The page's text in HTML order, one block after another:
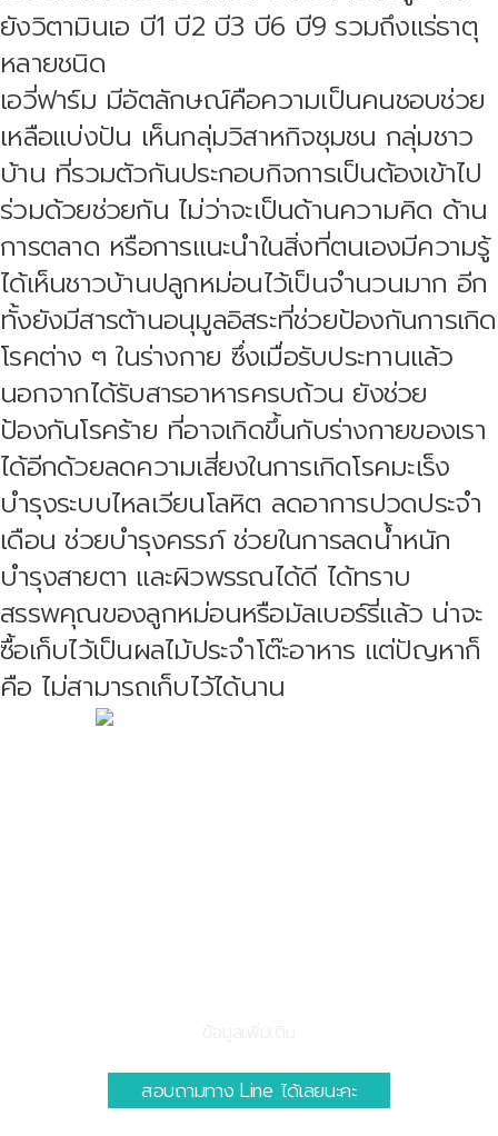
ยังวิตามินเอ บี1 บี2 บี3 บี6 บี9 รวมถึงแร่ธาตุ
หลายชนิด
เอวี่ฟาร์ม มีอัตลักษณ์คือความเป็นคนชอบช่วย
เหลือแบ่งปัน เห็นกลุ่มวิสาหกิจชุมชน กลุ่มชาว
บ้าน ที่รวมตัวกันประกอบกิจการเป็นต้องเข้าไป
ร่วมด้วยช่วยกัน ไม่ว่าจะเป็นด้านความคิด ด้าน
การตลาด หรือการแนะนำในสิ่งที่ตนเองมีความรู้
ได้เห็นชาวบ้านปลูกหม่อนไว้เป็นจำนวนมาก อีก
ทั้งยังมีสารต้านอนุมูลอิสระที่ช่วยป้องกันการเกิด
โรคต่าง ๆ ในร่างกาย ซึ่งเมื่อรับประทานแล้ว
นอกจากได้รับสารอาหารครบถ้วน ยังช่วย
ป้องกันโรคร้าย ที่อาจเกิดขึ้นกับร่างกายของเรา
ได้อีกด้วยลดความเสี่ยงในการเกิดโรคมะเร็ง
บำรุงระบบไหลเวียนโลหิต ลดอาการปวดประจำ
เดือน ช่วยบำรุงครรภ์ ช่วยในการลดน้ำหนัก
บำรุงสายตา และผิวพรรณได้ดี ได้ทราบ
สรรพคุณของลูกหม่อนหรือมัลเบอร์รี่แล้ว น่าจะ
ซื้อเก็บไว้เป็นผลไม้ประจำโต๊ะอาหาร แต่ปัญหาก็
คือ ไม่สามารถเก็บไว้ได้นาน
สอบถามทาง Line ได้เลยนะคะ